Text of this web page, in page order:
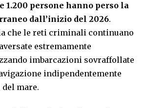
1.200 persone hanno perso la
dall’inizio del 2026.
che le reti criminali continuano
estremamente
imbarcazioni sovraffollate
indipendentemente
mare.